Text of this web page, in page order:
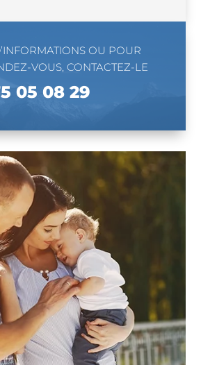
OU POUR
VOUS, CONTACTEZ-LE
05 08 29